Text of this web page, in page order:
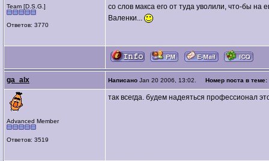
Team [D.S.G.]
Ответов: 3770
со слов макса его от туда уволили, что-бы на
Валенки...
ga_alx Написано Jan 20 2006, 13:02. Номер поста в теме:
Advanced Member
Ответов: 3519
так всегда. будем надеяться профессионал